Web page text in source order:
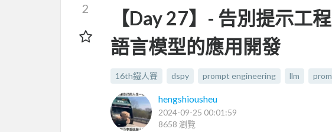
2
【Day 27】- 告別提示工
語言模型的應用開發
16th鐵人賽 dspy prompt engineering llm
hengshiousheu
2024-09-25 00:01:59
8658 瀏覽